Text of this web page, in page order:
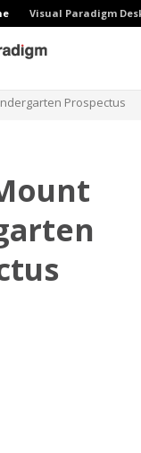
Visual Paradigm
Prospectus